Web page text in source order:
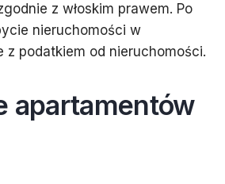
z włoskim prawem. Po
nieruchomości w
z podatkiem od nieruchomości.
apartamentów